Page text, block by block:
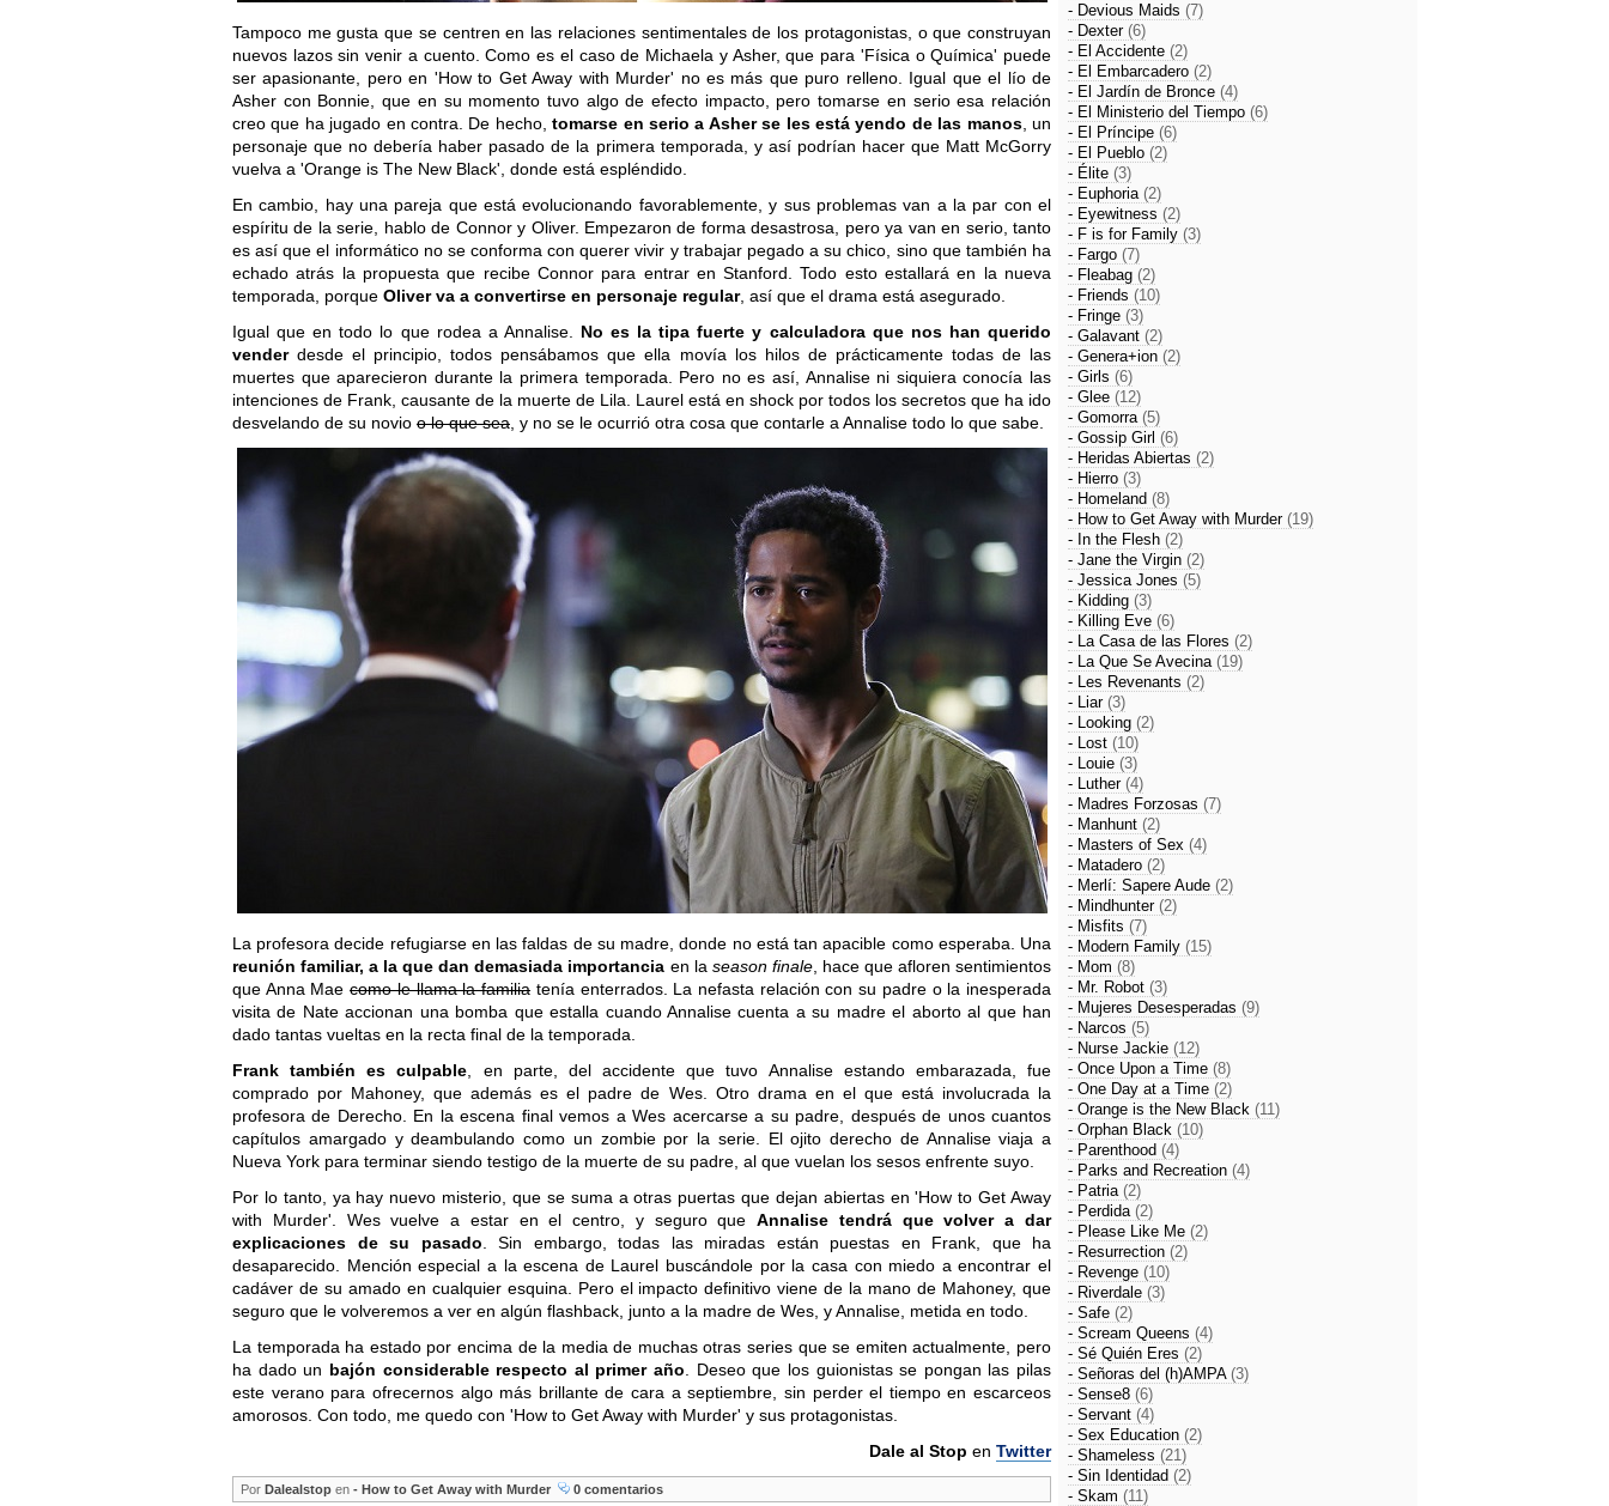
Tampoco me gusta que se centren en las relaciones sentimentales de los protagonistas, o que construyan
nuevos lazos sin venir a cuento. Como es el caso de Michaela y Asher, que para 'Física o Química' puede
ser apasionante, pero en 'How to Get Away with Murder' no es más que puro relleno. Igual que el lío de
Asher con Bonnie, que en su momento tuvo algo de efecto impacto, pero tomarse en serio esa relación
creo que ha jugado en contra. De hecho,tomarse en serio a Asher se les está yendo de las manos, un
personaje que no debería haber pasado de la primera temporada, y así podrían hacer que Matt McGorry
vuelva a 'Orange is The New Black', donde está espléndido.
En cambio, hay una pareja que está evolucionando favorablemente, y sus problemas van a la par con el
espíritu de la serie, hablo de Connor y Oliver. Empezaron de forma desastrosa, pero ya van en serio, tanto
es así que el informático no se conforma con querer vivir y trabajar pegado a su chico, sino que también ha
echado atrás la propuesta que recibe Connor para entrar en Stanford. Todo esto estallará en la nueva
temporada, porque Oliver va a convertirse en personaje regular, así que el drama está asegurado.
Igual que en todo lo que rodea a Annalise. No es la tipa fuerte y calculadora que nos han querido
venderdesde el principio, todos pensábamos que ella movía los hilos de prácticamente todas de las
muertes que aparecieron durante la primera temporada. Pero no es así, Annalise ni siquiera conocía las
intenciones de Frank, causante de la muerte de Lila. Laurel está en shock por todos los secretos que ha ido
desvelando de su novio o lo que sea , y no se le ocurrió otra cosa que contarle a Annalise todo lo que sabe.
La profesora decide refugiarse en las faldas de su madre, donde no está tan apacible como esperaba. Una
reunión familiar, a la que dan demasiada importancia en la season finale, hace que afloren sentimientos
que Anna Maecomo le llama la familia tenía enterrados. La nefasta relación con su padre o la inesperada
visita de Nate accionan una bomba que estalla cuando Annalise cuenta a su madre el aborto al que han
dado tantas vueltas en la recta final de la temporada.
Frank también es culpable , en parte, del accidente que tuvo Annalise estando embarazada, fue
comprado por Mahoney, que además es el padre de Wes. Otro drama en el que está involucrada la
profesora de Derecho. En la escena final vemos a Wes acercarse a su padre, después de unos cuantos
capítulos amargado y deambulando como un zombie por la serie. El ojito derecho de Annalise viaja a
Nueva York para terminar siendo testigo de la muerte de su padre, al que vuelan los sesos enfrente suyo.
Por lo tanto, ya hay nuevo misterio, que se suma a otras puertas que dejan abiertas en 'How to Get Away
with Murder'. Wes vuelve a estar en el centro, y seguro queAnnalise tendrá que volver a dar
explicaciones de su pasado . Sin embargo, todas las miradas están puestas en Frank, que ha
desaparecido. Mención especial a la escena de Laurel buscándole por la casa con miedo a encontrar el
cadáver de su amado en cualquier esquina. Pero el impacto definitivo viene de la mano de Mahoney, que
seguro que le volveremos a ver en algún flashback, junto a la madre de Wes, y Annalise, metida en todo.
La temporada ha estado por encima de la media de muchas otras series que se emiten actualmente, pero
ha dado un bajón considerable respecto al primer año . Deseo que los guionistas se pongan las pilas
este verano para ofrecernos algo más brillante de cara a septiembre, sin perder el tiempo en escarceos
amorosos. Con todo, me quedo con 'How to Get Away with Murder' y sus protagonistas.
Dale al Stop en Twitter
Por Dalealstop en - How to Get Away with Murder 0 comentarios
- Devious Maids (7)
- Dexter (6)
- El Accidente (2)
- El Embarcadero (2)
- El Jardín de Bronce (4)
- El Ministerio del Tiempo (6)
- El Príncipe (6)
- El Pueblo (2)
- Élite (3)
- Euphoria (2)
- Eyewitness (2)
- F is for Family (3)
- Fargo (7)
- Fleabag (2)
- Friends (10)
- Fringe (3)
- Galavant (2)
- Genera+ion (2)
- Girls (6)
- Glee (12)
- Gomorra (5)
- Gossip Girl (6)
- Heridas Abiertas (2)
- Hierro (3)
- Homeland (8)
- How to Get Away with Murder (19)
- In the Flesh (2)
- Jane the Virgin (2)
- Jessica Jones (5)
- Kidding (3)
- Killing Eve (6)
- La Casa de las Flores (2)
- La Que Se Avecina (19)
- Les Revenants (2)
- Liar (3)
- Looking (2)
- Lost (10)
- Louie (3)
- Luther (4)
- Madres Forzosas (7)
- Manhunt (2)
- Masters of Sex (4)
- Matadero (2)
- Merlí: Sapere Aude (2)
- Mindhunter (2)
- Misfits (7)
- Modern Family (15)
- Mom (8)
- Mr. Robot (3)
- Mujeres Desesperadas (9)
- Narcos (5)
- Nurse Jackie (12)
- Once Upon a Time (8)
- One Day at a Time (2)
- Orange is the New Black (11)
- Orphan Black (10)
- Parenthood (4)
- Parks and Recreation (4)
- Patria (2)
- Perdida (2)
- Please Like Me (2)
- Resurrection (2)
- Revenge (10)
- Riverdale (3)
- Safe (2)
- Scream Queens (4)
- Sé Quién Eres (2)
- Señoras del (h)AMPA (3)
- Sense8 (6)
- Servant (4)
- Sex Education (2)
- Shameless (21)
- Sin Identidad (2)
- Skam (11)